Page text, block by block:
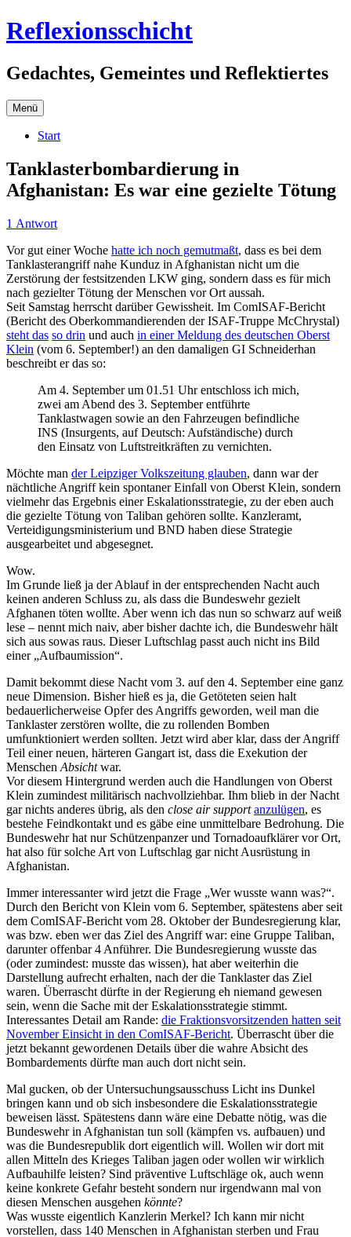
Zum
Inhalt
Reflexionsschicht
Gedachtes, Gemeintes und Reflektiertes
Menü
Start
Tanklasterbombardierung in
Afghanistan: Es war eine gezielte Tötung
1 Antwort
Vor gut einer Woche hatte ich noch gemutmaßt, dass es bei dem
Tanklasterangriff nahe Kunduz in Afghanistan nicht um die
Zerstörung der festsitzenden LKW ging, sondern dass es für mich
nach gezielter Tötung der Menschen vor Ort aussah.
Seit Samstag herrscht darüber Gewissheit. Im ComISAF-Bericht
(Bericht des Oberkommandierenden der ISAF-Truppe McChrystal)
steht das so drin und auch in einer Meldung des deutschen Oberst
Klein (vom 6. September!) an den damaligen GI Schneiderhan
beschreibt er das so:
Am 4. September um 01.51 Uhr entschloss ich mich,
zwei am Abend des 3. September entführte
Tanklastwagen sowie an den Fahrzeugen befindliche
INS (Insurgents, auf Deutsch: Aufständische) durch
den Einsatz von Luftstreitkräften zu vernichten.
Möchte man der Leipziger Volkszeitung glauben, dann war der
nächtliche Angriff kein spontaner Einfall von Oberst Klein, sondern
vielmehr das Ergebnis einer Eskalationsstrategie, zu der eben auch
die gezielte Tötung von Taliban gehören sollte. Kanzleramt,
Verteidigungsministerium und BND haben diese Strategie
ausgearbeitet und abgesegnet.
Wow.
Im Grunde ließ ja der Ablauf in der entsprechenden Nacht auch
keinen anderen Schluss zu, als dass die Bundeswehr gezielt
Afghanen töten wollte. Aber wenn ich das nun so schwarz auf weiß
lese – nennt mich naiv, aber bisher dachte ich, die Bundeswehr hält
sich aus sowas raus. Dieser Luftschlag passt auch nicht ins Bild
einer „Aufbaumission“.
Damit bekommt diese Nacht vom 3. auf den 4. September eine ganz
neue Dimension. Bisher hieß es ja, die Getöteten seien halt
bedauerlicherweise Opfer des Angriffs geworden, weil man die
Tanklaster zerstören wollte, die zu rollenden Bomben
umfunktioniert werden sollten. Jetzt wird aber klar, dass der Angriff
Teil einer neuen, härteren Gangart ist, dass die Exekution der
Menschen Absichtwar.
Vor diesem Hintergrund werden auch die Handlungen von Oberst
Klein zumindest militärisch nachvollziehbar. Ihm blieb in der Nacht
gar nichts anderes übrig, als den close air support anzulügen, es
bestehe Feindkontakt und es gäbe eine unmittelbare Bedrohung. Die
Bundeswehr hat nur Schützenpanzer und Tornadoaufklärer vor Ort,
hat also für solche Art von Luftschlag gar nicht Ausrüstung in
Afghanistan.
Immer interessanter wird jetzt die Frage „Wer wusste wann was?“.
Durch den Bericht von Klein vom 6. September, spätestens aber seit
dem ComISAF-Bericht vom 28. Oktober der Bundesregierung klar,
was bzw. eben wer das Ziel des Angriff war: eine Gruppe Taliban,
darunter offenbar 4 Anführer. Die Bundesregierung wusste das
(oder zumindest: musste das wissen), hat aber weiterhin die
Darstellung aufrecht erhalten, nach der die Tanklaster das Ziel
waren. Überrascht dürfte in der Regierung eh niemand gewesen
sein, wenn die Sache mit der Eskalationsstrategie stimmt.
Interessantes Detail am Rande: die Fraktionsvorsitzenden hatten seit
November Einsicht in den ComISAF-Bericht. Überrascht über die
jetzt bekannt gewordenen Details über die wahre Absicht des
Bombardements dürfte man auch dort nicht sein.
Mal gucken, ob der Untersuchungsausschuss Licht ins Dunkel
bringen kann und ob sich insbesondere die Eskalationsstrategie
beweisen lässt. Spätestens dann wäre eine Debatte nötig, was die
Bundeswehr in Afghanistan tun soll (kämpfen vs. aufbauen) und
was die Bundesrepublik dort eigentlich will. Wollen wir dort mit
allen Mitteln des Krieges Taliban jagen oder wollen wir wirklich
Aufbauhilfe leisten? Sind präventive Luftschläge ok, auch wenn
keine konkrete Gefahr besteht sondern nur irgendwann mal von
diesen Menschen ausgehen könnte?
Was wusste eigentlich Kanzlerin Merkel? Ich kann mir nicht
vorstellen, dass 140 Menschen in Afghanistan sterben und Frau